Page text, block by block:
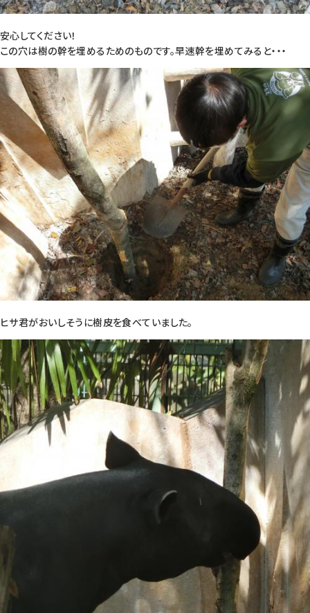
安心してください！
この穴は樹の幹を埋めるためのものです。早速幹を埋めてみると・・・
ヒサ君がおいしそうに樹皮を食べていました。